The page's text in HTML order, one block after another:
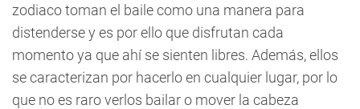
zodiaco toman el baile como una manera para
distenderse y es por ello que disfrutan cada
momento ya que ahí se sienten libres. Además, ellos
se caracterizan por hacerlo en cualquier lugar, por lo
que no es raro verlos bailar o mover la cabeza